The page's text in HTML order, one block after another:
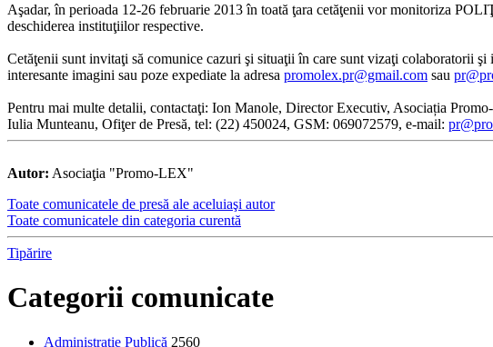
Aşadar, în perioada 12-26 februarie 2013 în toată ţara cetăţenii vor monitoriza
deschiderea instituţiilor respective.
Cetăţenii sunt invitaţi să comunice cazuri şi situaţii în care sunt vizaţi colaboratorii
interesante imagini sau poze expediate la adresa promolex.pr@gmail.com sau
Pentru mai multe detalii, contactaţi: Ion Manole, Director Executiv, Asociația
Iulia Munteanu, Ofiţer de Presă, tel: (22) 450024, GSM: 069072579, e-mail:
Autor: Asociaţia "Promo-LEX"
Toate comunicatele de presă ale aceluiaşi autor
Toate comunicatele din categoria curentă
Tipărire
Categorii comunicate
Administraţie Publică 2560